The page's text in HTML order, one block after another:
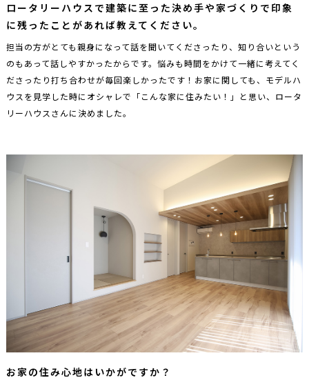
ロータリーハウスで建築に至った決め手や家づくりで印象
に残ったことがあれば教えてください。
担当の方がとても親身になって話を聞いてくださったり、知り合いという
のもあって話しやすかったからです。悩みも時間をかけて一緒に考えてく
ださったり打ち合わせが毎回楽しかったです！お家に関しても、モデルハ
ウスを見学した時にオシャレで「こんな家に住みたい！」と思い、ロータ
リーハウスさんに決めました。
お家の住み心地はいかがですか？